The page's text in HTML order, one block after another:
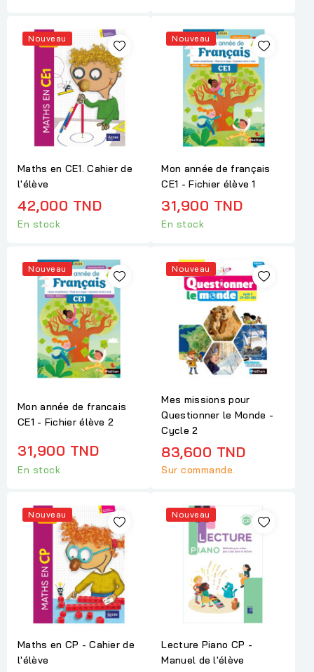
Nouveau
Maths en CE1. Cahier de
l'élève
42,000 TND
En stock
Nouveau
Mon année de français
CE1 - Fichier élève 1
31,900 TND
En stock
Nouveau
Mon année de francais
CE1 - Fichier élève 2
31,900 TND
En stock
Nouveau
Mes missions pour
Questionner le Monde -
Cycle 2
83,600 TND
Sur commande.
Nouveau
Maths en CP - Cahier de
l'élève
Nouveau
Lecture Piano CP -
Manuel de l'élève